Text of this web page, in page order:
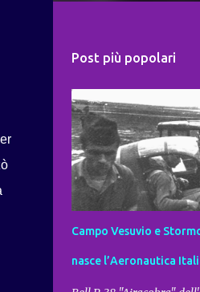
Post più popolari
Campo Vesuvio e
nasce l’Aeronautica